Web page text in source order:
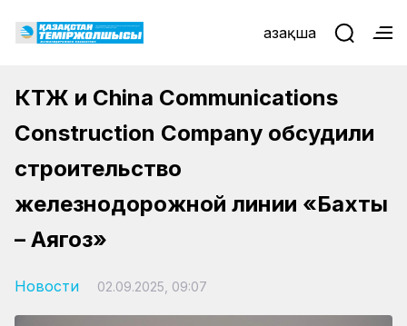
Қазақша
КТЖ и China Communications
Construction Company обсудили
строительство
железнодорожной линии «Бахты
– Аягоз»
Новости 02.09.2025, 09:07